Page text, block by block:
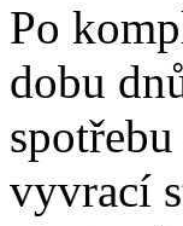
Po
dobu
vyvrací